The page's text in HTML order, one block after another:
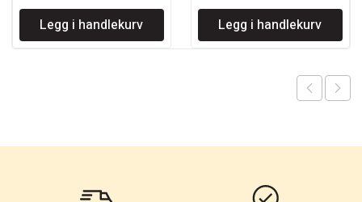
Legg i handlekurv Legg i handlekurv